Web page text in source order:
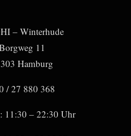
– Winterhude
11
Hamburg
/ 27 880 368
11:30 – 22:30 Uhr